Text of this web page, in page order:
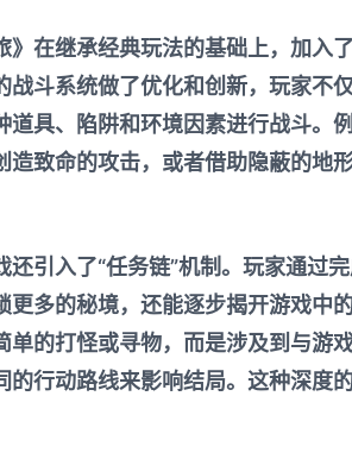
》在继承经典玩法的基础上，加入
战斗系统做了优化和创新，玩家不
道具、陷阱和环境因素进行战斗。
造致命的攻击，或者借助隐蔽的地
还引入了“任务链”机制。玩家通过
更多的秘境，还能逐步揭开游戏中
单的打怪或寻物，而是涉及到与游
的行动路线来影响结局。这种深度